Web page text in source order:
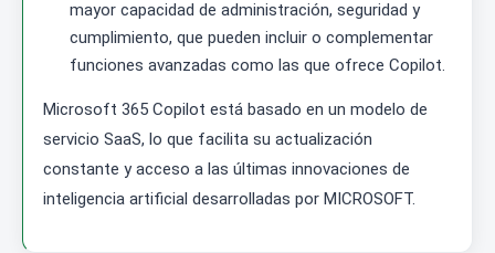
mayor capacidad de administración, seguridad y
cumplimiento, que pueden incluir o complementar
funciones avanzadas como las que ofrece Copilot.
Microsoft 365 Copilot está basado en un modelo de
servicio SaaS, lo que facilita su actualización
constante y acceso a las últimas innovaciones de
inteligencia artificial desarrolladas por MICROSOFT.